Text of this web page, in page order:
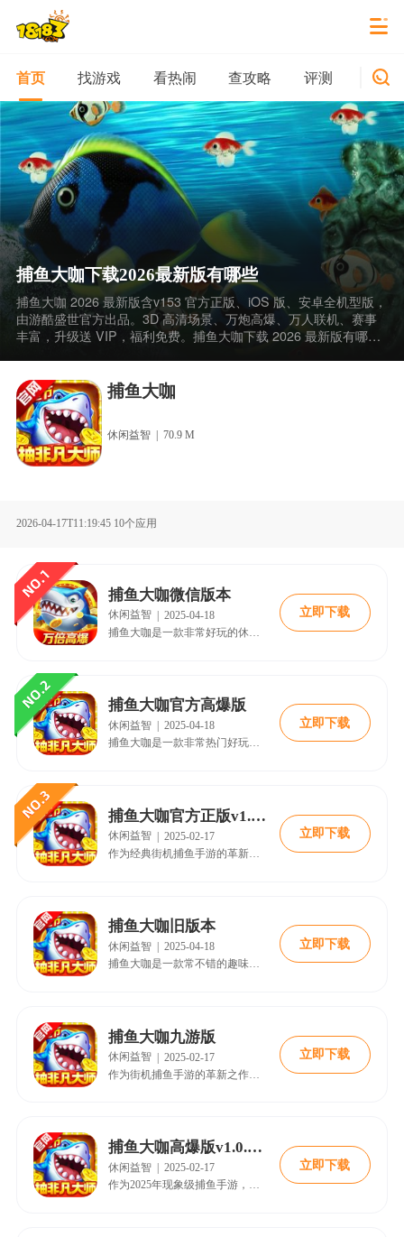
首页 找游戏 看热闹 查攻略 评测 新游
捕鱼大咖下载2026最新版有哪些
捕鱼大咖 2026 最新版含v153 官方正版、iOS 版、安卓全机型版，
由游酷盛世官方出品。3D 高清场景、万炮高爆、万人联机、赛事
丰富，升级送 VIP，福利免费。捕鱼大咖下载 2026 最新版有哪些
捕鱼大咖
休闲益智 | 70.9 M
2026-04-17T11:19:45 10个应用
捕鱼大咖微信版本
休闲益智
2025-04-18
捕鱼大咖是一款非常好玩的休闲街机捕鱼游戏，在此版本内你使用微信账号或QQ号登录即可畅玩，新手玩家们登录还能够领取到大量的福利礼包，帮助你更好的享受游戏带来的无尽快乐。另外，该游戏最大的特色便是其丰富的游戏模式和多样的玩法。除了传统的捕鱼模式，还有挑战模式、比赛模式等多种玩法，每种模式都有其独特的乐趣和挑战。此外，游戏还提供了丰富的道具和装备，玩家可以通过金币购买，提升自己的捕鱼能力。
立即下载
捕鱼大咖官方高爆版
休闲益智
2025-04-18
捕鱼大咖是一款非常热门好玩的捕鱼休闲竞技游戏，此版本内拥有着超高的爆率，玩家将有机会体会到更多的机会以及奖励，无论是在游戏中捕捉到的鱼类数量还是获得的金币数量，都会得到巨大的增幅。其以深海作为背景，画面精良，玩法丰富。
立即下载
捕鱼大咖官方正版v1.0.04
休闲益智 | 2025-02-17
作为经典街机捕鱼手游的革新之作，《捕鱼大咖官方正版v1.0.04》凭借3D次世代画面与“万炮级”火力玩法，成为2025年休闲竞技领域的热门选择。该版本在保留原版核心机制的基础上，新增深海BOSS挑战、智能锁敌系统及跨服竞技场，实现单局收益提升300%的爆金体验。本文将从版本特色、下载指南、实战技巧三大维度解析，助你快速掌握制霸海洋的终极奥义。
立即下载
捕鱼大咖旧版本
休闲益智
2025-04-18
捕鱼大咖是一款常不错的趣味街机捕鱼游戏，并且是高爆版本，能够支持多人同房竞技pk，捕鱼更有趣，并且还有丰富活动等你来参与，各种渔场自由选择，多样玩法自由体验。目前游戏拥有顶级的捕鱼游戏画面，真实的深海捕鱼场景，更多尊贵的特权，超级多的福利，可以让你尽情享受捕鱼带来的无双荣耀。丰富的鱼boss以及各类鱼群，超级多的捕鱼比赛玩法，让你可以有机会赢得更多比赛。
立即下载
捕鱼大咖九游版
休闲益智 | 2025-02-17
立即下载
捕鱼大咖高爆版v1.0.04安卓版
休闲益智
2025-02-17
作为2025年现象级捕鱼手游，捕鱼大咖高爆版v1.0.04安卓版凭借“满屏爆金+零门槛福利”机制强势破圈，单日下载量突破300万次1]。该版本深度优化弹头爆率与BOSS机制，搭配3D粒子特效与实时跨服竞技，重现经典街机厅万人同屏盛况。本文将从版本特色、下载指南、实战技巧等维度，解析如何通过18183手游网获取正版资源并快速进阶深海王者。
立即下载